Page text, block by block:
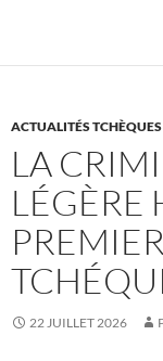
ACTUALITÉS TCHÈQUES
LA
LÉGÈRE
22 JUILLET 2026